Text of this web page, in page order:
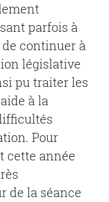
parfois à
continuer à
législative
pu traiter les
à la
Pour
cette année
de la séance